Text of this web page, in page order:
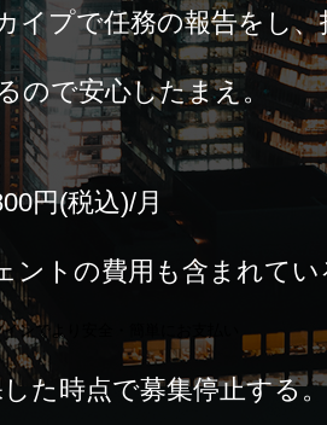
イプで任務の報告をし
ので安心したまえ。
円(税込)/月
トの費用も含まれてい
た時点で募集停止する。